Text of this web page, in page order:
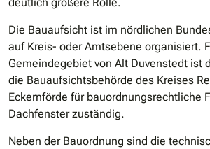
Die Bauaufsicht ist im nördlichen
auf Kreis- oder Amtsebene organisiert.
Gemeindegebiet von Alt Duvenstedt ist
die Bauaufsichtsbehörde des Kreises
Eckernförde für bauordnungsrechtliche
Dachfenster zuständig.
Neben der Bauordnung sind die